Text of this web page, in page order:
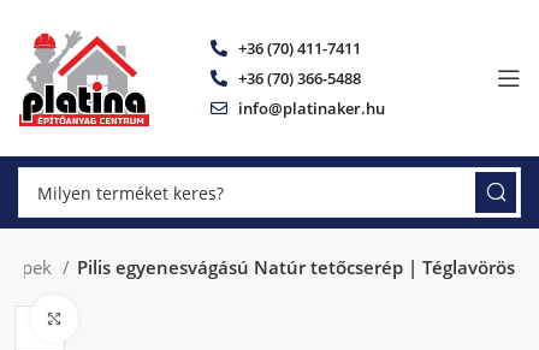
+36 (70) 411-7411
+36 (70) 366-5488
info@platinaker.hu
Pilis egyenesvágású Natúr tetőcserép | Téglavörös